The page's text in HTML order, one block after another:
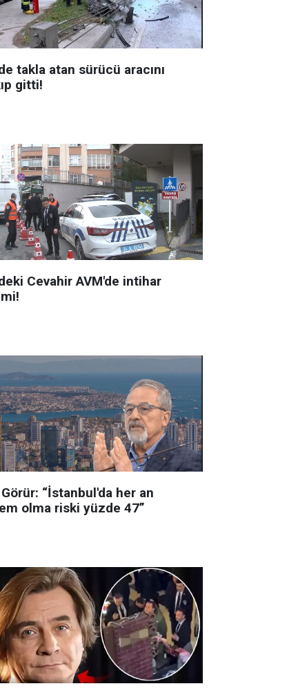
takla atan sürücü aracını
gitti!
Cevahir AVM'de intihar
“İstanbul'da her an
olma riski yüzde 47”